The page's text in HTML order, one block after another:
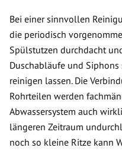
Bei einer sinnvollen
die periodisch
Spülstutzen durchdacht
Duschabläufe und
reinigen lassen. Die
Rohrteilen werden
Abwassersystem auch
längeren Zeitraum
noch so kleine Ritze kann